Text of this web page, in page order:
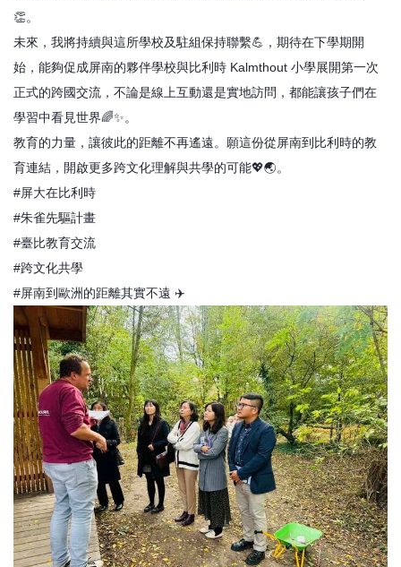
👏。
未來，我將持續與這所學校及駐組保持聯繫💪，期待在下學期開
始，能夠促成屏南的夥伴學校與比利時 Kalmthout 小學展開第一次
正式的跨國交流，不論是線上互動還是實地訪問，都能讓孩子們在
學習中看見世界🌈✨。
教育的力量，讓彼此的距離不再遙遠。願這份從屏南到比利時的教
育連結，開啟更多跨文化理解與共學的可能💖🌏。
#屏大在比利時
#朱雀先驅計畫
#臺比教育交流
#跨文化共學
#屏南到歐洲的距離其實不遠 ✈️